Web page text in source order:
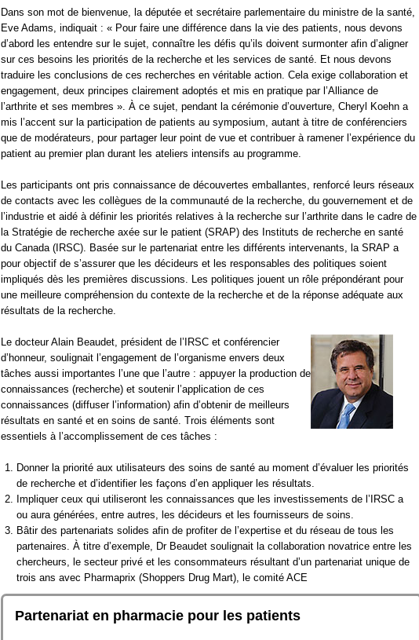
Dans son mot de bienvenue, la députée et secrétaire parlementaire du ministre de la santé,
Eve Adams, indiquait : « Pour faire une différence dans la vie des patients, nous devons
d’abord les entendre sur le sujet, connaître les défis qu’ils doivent surmonter afin d’aligner
sur ces besoins les priorités de la recherche et les services de santé. Et nous devons
traduire les conclusions de ces recherches en véritable action. Cela exige collaboration et
engagement, deux principes clairement adoptés et mis en pratique par l’Alliance de
l’arthrite et ses membres ». À ce sujet, pendant la cérémonie d’ouverture, Cheryl Koehn a
mis l’accent sur la participation de patients au symposium, autant à titre de conférenciers
que de modérateurs, pour partager leur point de vue et contribuer à ramener l’expérience du
patient au premier plan durant les ateliers intensifs au programme.
Les participants ont pris connaissance de découvertes emballantes, renforcé leurs réseaux
de contacts avec les collègues de la communauté de la recherche, du gouvernement et de
l’industrie et aidé à définir les priorités relatives à la recherche sur l’arthrite dans le cadre de
la Stratégie de recherche axée sur le patient (SRAP) des Instituts de recherche en santé
du Canada (IRSC). Basée sur le partenariat entre les différents intervenants, la SRAP a
pour objectif de s’assurer que les décideurs et les responsables des politiques soient
impliqués dès les premières discussions. Les politiques jouent un rôle prépondérant pour
une meilleure compréhension du contexte de la recherche et de la réponse adéquate aux
résultats de la recherche.
Le docteur Alain Beaudet, président de l’IRSC et conférencier
d’honneur, soulignait l’engagement de l’organisme envers deux
tâches aussi importantes l’une que l’autre : appuyer la production de
connaissances (recherche) et soutenir l’application de ces
connaissances (diffuser l’information) afin d’obtenir de meilleurs
résultats en santé et en soins de santé. Trois éléments sont
essentiels à l’accomplissement de ces tâches :
Donner la priorité aux utilisateurs des soins de santé au moment d’évaluer les priorités
de recherche et d’identifier les façons d’en appliquer les résultats.
Impliquer ceux qui utiliseront les connaissances que les investissements de l’IRSC a
ou aura générées, entre autres, les décideurs et les fournisseurs de soins.
Bâtir des partenariats solides afin de profiter de l’expertise et du réseau de tous les
partenaires. À titre d’exemple, Dr Beaudet soulignait la collaboration novatrice entre les
chercheurs, le secteur privé et les consommateurs résultant d’un partenariat unique de
trois ans avec Pharmaprix (Shoppers Drug Mart), le comité ACE
Partenariat en pharmacie pour les patients